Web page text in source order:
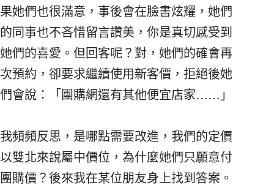
果她們也很滿意，事後會在臉書炫耀，她們
的同事也不吝惜留言讚美，你是真切感受到
她們的喜愛。但回客呢？對，她們的確會再
次預約，卻要求繼續使用新客價，拒絕後她
們會說：「團購網還有其他便宜店家……」
我頻頻反思，是哪點需要改進，我們的定價
以雙北來說屬中價位，為什麼她們只願意付
團購價？後來我在某位朋友身上找到答案。